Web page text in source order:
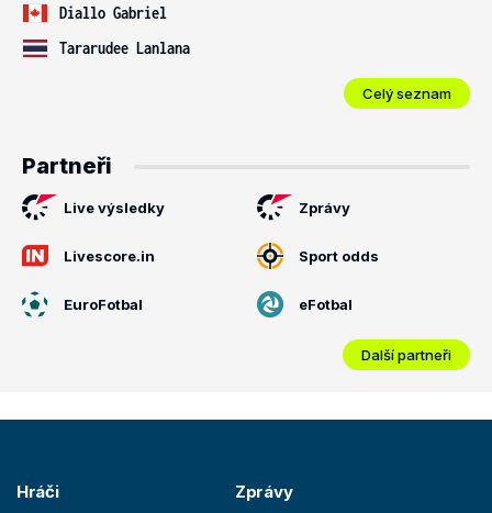
Diallo Gabriel
Tararudee Lanlana
Celý seznam
Partneři
Live výsledky Zprávy
Livescore.in Sport odds
EuroFotbal eFotbal
Další partneři
Hráči Zprávy